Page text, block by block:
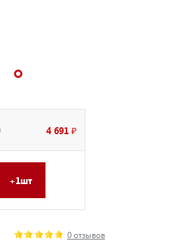
4 691 ₽
+1шт
0 отзывов